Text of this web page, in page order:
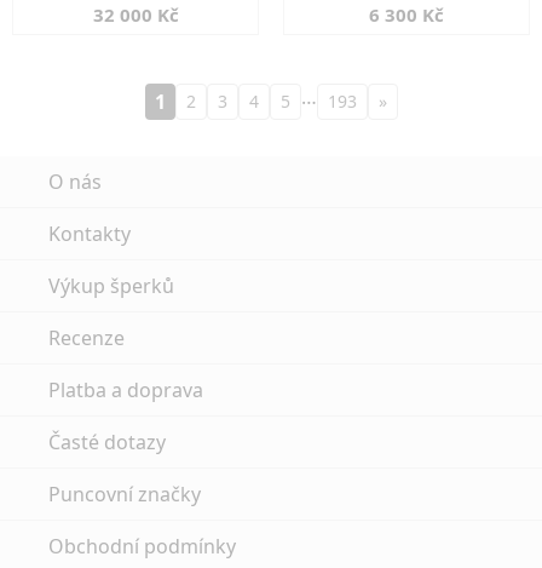
32 000 Kč 6 300 Kč
1 2 3 4 5 … 193 »
O nás
Kontakty
Výkup šperků
Recenze
Platba a doprava
Časté dotazy
Puncovní značky
Obchodní podmínky